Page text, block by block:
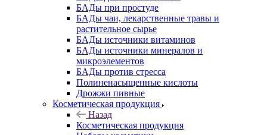
БАДы при простуде
БАДы чаи, лекарственные травы и
растительное сырье
БАДы источники витаминов
БАДы источники минералов и
микроэлементов
БАДы против стресса
Полиненасыщенные кислоты
Дрожжи пивные
Косметическая продукция
Назад
Косметическая продукция